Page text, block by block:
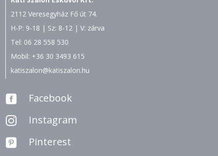
2112 Veresegyház Fő út 74.
H-P: 9-18 | Sz: 8-12 | V: zárva
Tel: 06 28 558 530
Mobil: +36 30 3493 615
katiszalon@katiszalon.hu
 Facebook
 Instagram
 Pinterest